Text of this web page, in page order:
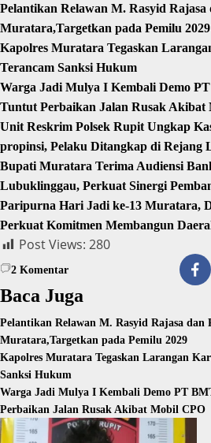
Pelantikan Relawan M. Rasyid
Muratara,Targetkan pada Pemilu 2029
Kapolres Muratara Tegaskan
Terancam Sanksi Hukum
Warga Jadi Mulya I Kembali Demo
Tuntut Perbaikan Jalan Rusak Akibat
Unit Reskrim Polsek Rupit Ungkap
propinsi, Pelaku Ditangkap di Rejang
Bupati Muratara Terima Audiensi
Lubuklinggau, Perkuat Sinergi
Paripurna Hari Jadi ke-13 Muratara,
Perkuat Komitmen Membangun
Post Views: 280
2 Komentar
Baca Juga
Pelantikan Relawan M. Rasyid Rajasa dan
Muratara,Targetkan pada Pemilu 2029
Kapolres Muratara Tegaskan Larangan
Sanksi Hukum
Warga Jadi Mulya I Kembali Demo PT
Perbaikan Jalan Rusak Akibat Mobil CPO